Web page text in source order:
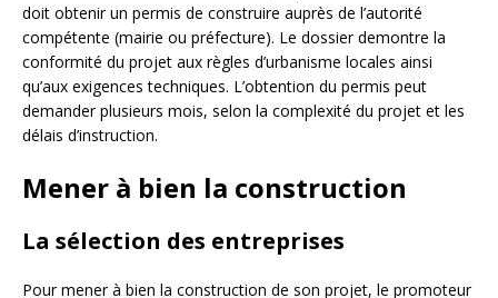
doit obtenir un permis de construire auprès de l’autorité
compétente (mairie ou préfecture). Le dossier demontre la
conformité du projet aux règles d’urbanisme locales ainsi
qu’aux exigences techniques. L’obtention du permis peut
demander plusieurs mois, selon la complexité du projet et les
délais d’instruction.
Mener à bien la construction
La sélection des entreprises
Pour mener à bien la construction de son projet, le promoteur